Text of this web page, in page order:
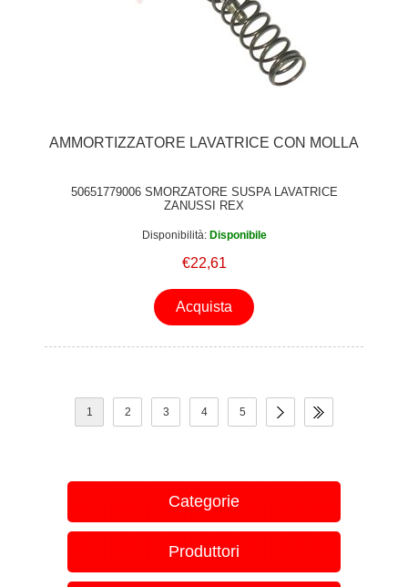
AMMORTIZZATORE LAVATRICE CON MOLLA
50651779006 SMORZATORE SUSPA LAVATRICE
ZANUSSI REX
Disponibilità: Disponibile
€22,61
Acquista
1 2 3 4 5
Categorie
Produttori